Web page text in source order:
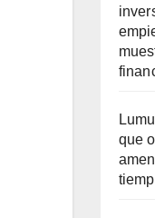
que